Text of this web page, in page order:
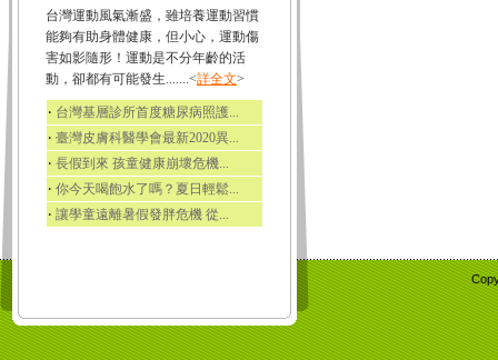
台灣運動風氣漸盛，雖培養運動習慣
能夠有助身體健康，但小心，運動傷
害如影隨形！運動是不分年齡的活
動，卻都有可能發生.......<詳全文>
‧ 台灣基層診所首度糖尿病照護...
‧ 臺灣皮膚科醫學會最新2020異...
‧ 長假到來 孩童健康崩壞危機...
‧ 你今天喝飽水了嗎？夏日輕鬆...
‧ 讓學童遠離暑假發胖危機 從...